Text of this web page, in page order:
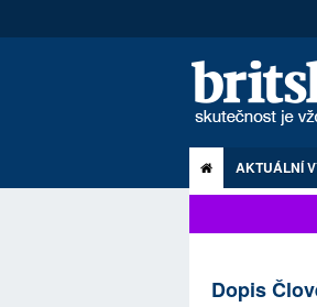
AKTUÁLNÍ
Dopis